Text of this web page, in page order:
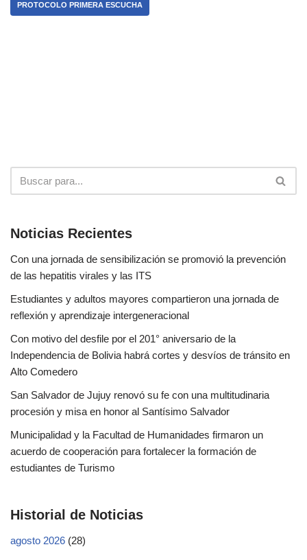
PROTOCOLO PRIMERA ESCUCHA
Noticias Recientes
Con una jornada de sensibilización se promovió la prevención
de las hepatitis virales y las ITS
Estudiantes y adultos mayores compartieron una jornada de
reflexión y aprendizaje intergeneracional
Con motivo del desfile por el 201° aniversario de la
Independencia de Bolivia habrá cortes y desvíos de tránsito en
Alto Comedero
San Salvador de Jujuy renovó su fe con una multitudinaria
procesión y misa en honor al Santísimo Salvador
Municipalidad y la Facultad de Humanidades firmaron un
acuerdo de cooperación para fortalecer la formación de
estudiantes de Turismo
Historial de Noticias
agosto 2026 (28)